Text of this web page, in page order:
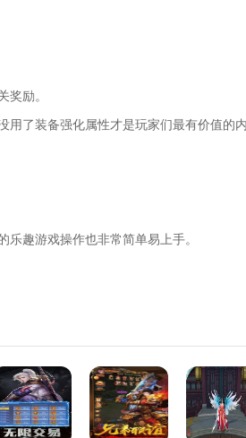
奖励。
用了装备强化属性才是玩家们最有价值的
趣游戏操作也非常简单易上手。